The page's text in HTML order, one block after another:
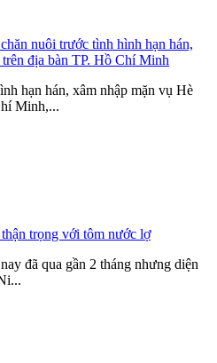
nuôi trước tình hình hạn hán,
địa bàn TP. Hồ Chí Minh
hạn hán, xâm nhập mặn vụ Hè
Minh,...
trọng với tôm nước lợ
đã qua gần 2 tháng nhưng diện